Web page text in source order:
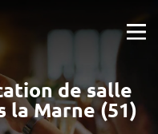
de salle
la Marne (51)